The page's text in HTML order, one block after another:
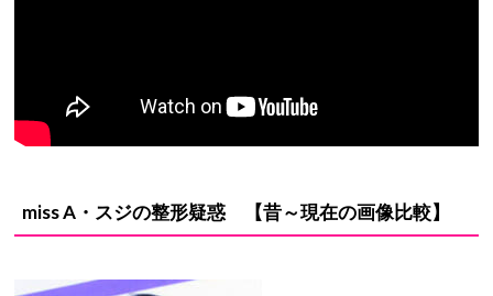
miss A・スジの整形疑惑 【昔～現在の画像比較】